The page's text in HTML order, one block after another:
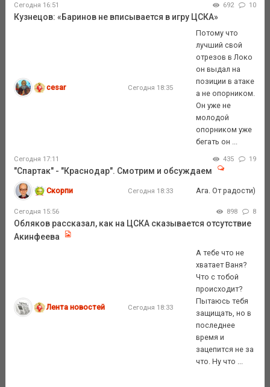
Сегодня 16:51 692 10
Кузнецов: «Баринов не вписывается в игру ЦСКА»
cesar Сегодня 18:35
Потому что
лучший свой
отрезов в Локо
он выдал на
позиции в атаке
а не опорником.
Он уже не
молодой
опорником уже
бегать он ...
Сегодня 17:11 435 19
"Спартак" - "Краснодар". Смотрим и обсуждаем
Скорпи Сегодня 18:33 Ага. От радости)
Сегодня 15:56 898 8
Обляков рассказал, как на ЦСКА сказывается отсутствие
Акинфеева
Лента новостей Сегодня 18:33
А тебе что не
хватает Ваня?
Что с тобой
происходит?
Пытаюсь тебя
защищать, но в
последнее
время и
зацепится не за
что. Ну что ...